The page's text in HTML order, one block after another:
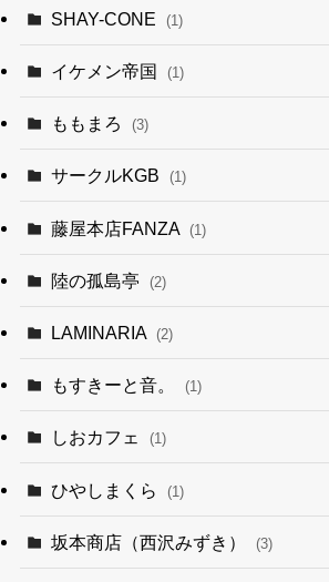
SHAY-CONE (1)
イケメン帝国 (1)
ももまろ (3)
サークルKGB (1)
藤屋本店FANZA (1)
陸の孤島亭 (2)
LAMINARIA (2)
もすきーと音。 (1)
しおカフェ (1)
ひやしまくら (1)
坂本商店（西沢みずき） (3)